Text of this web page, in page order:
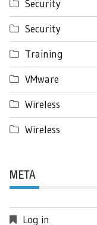
Security
Security
Training
VMware
Wireless
Wireless
META
Log in